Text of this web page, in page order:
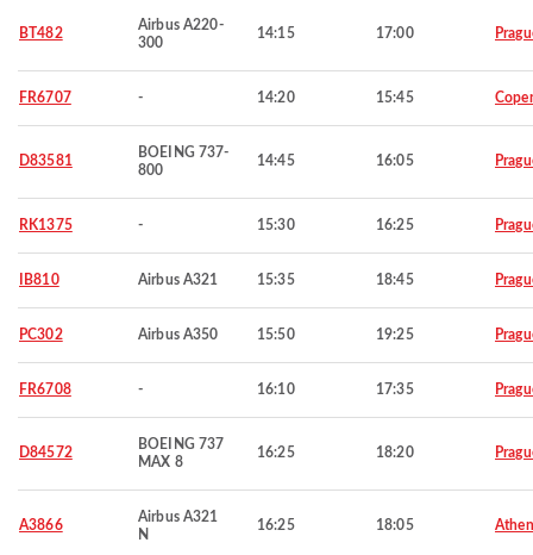
BT482
Airbus A220-
300
14:15 17:00
FR6707 - 14:20 15:45
D83581
BOEING 737-
800
14:45 16:05
RK1375 - 15:30 16:25
IB810 Airbus A321 15:35 18:45
PC302 Airbus A350 15:50 19:25
FR6708 - 16:10 17:35
D84572
BOEING 737
MAX 8
16:25 18:20
A3866
Airbus A321
N
16:25 18:05